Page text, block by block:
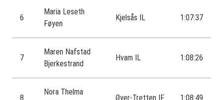
6
Maria Leseth
Føyen
Kjelsås IL 1:07:37
7
Maren Nafstad
Bjerkestrand
Hvam IL 1:08:26
8
Nora Thelma
Øyer-Tretten IF 1:08:49